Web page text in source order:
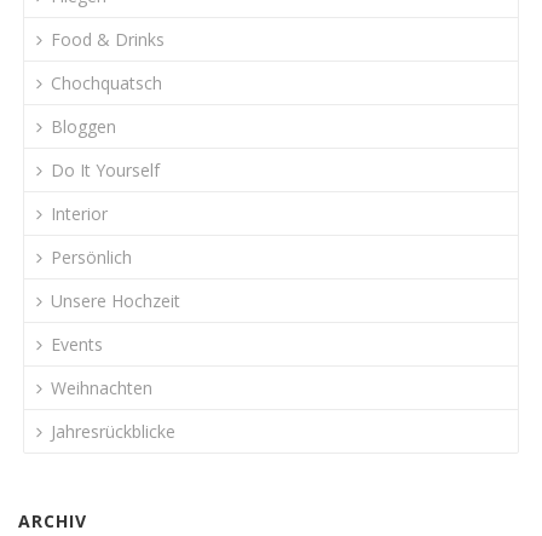
Food & Drinks
Chochquatsch
Bloggen
Do It Yourself
Interior
Persönlich
Unsere Hochzeit
Events
Weihnachten
Jahresrückblicke
ARCHIV